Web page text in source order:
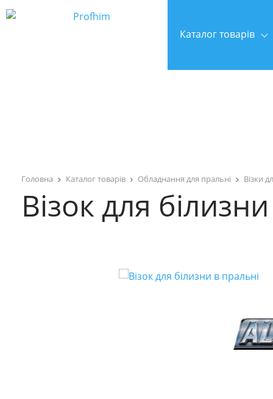
Каталог товарів
Головна Каталог товарів Обладнання для пральні Візки
Візок для